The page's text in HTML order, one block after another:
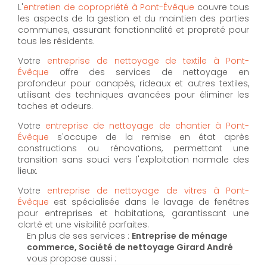
L'entretien de copropriété à Pont-Évêque couvre tous
les aspects de la gestion et du maintien des parties
communes, assurant fonctionnalité et propreté pour
tous les résidents.
Votre entreprise de nettoyage de textile à Pont-
Évêque offre des services de nettoyage en
profondeur pour canapés, rideaux et autres textiles,
utilisant des techniques avancées pour éliminer les
taches et odeurs.
Votre entreprise de nettoyage de chantier à Pont-
Évêque s'occupe de la remise en état après
constructions ou rénovations, permettant une
transition sans souci vers l'exploitation normale des
lieux.
Votre entreprise de nettoyage de vitres à Pont-
Évêque est spécialisée dans le lavage de fenêtres
pour entreprises et habitations, garantissant une
clarté et une visibilité parfaites.
En plus de ses services : Entreprise de ménage
commerce, Société de nettoyage Girard André
vous propose aussi :